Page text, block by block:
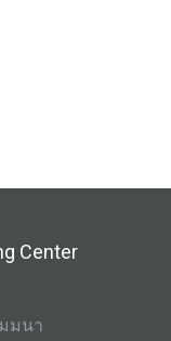
Center
มนา